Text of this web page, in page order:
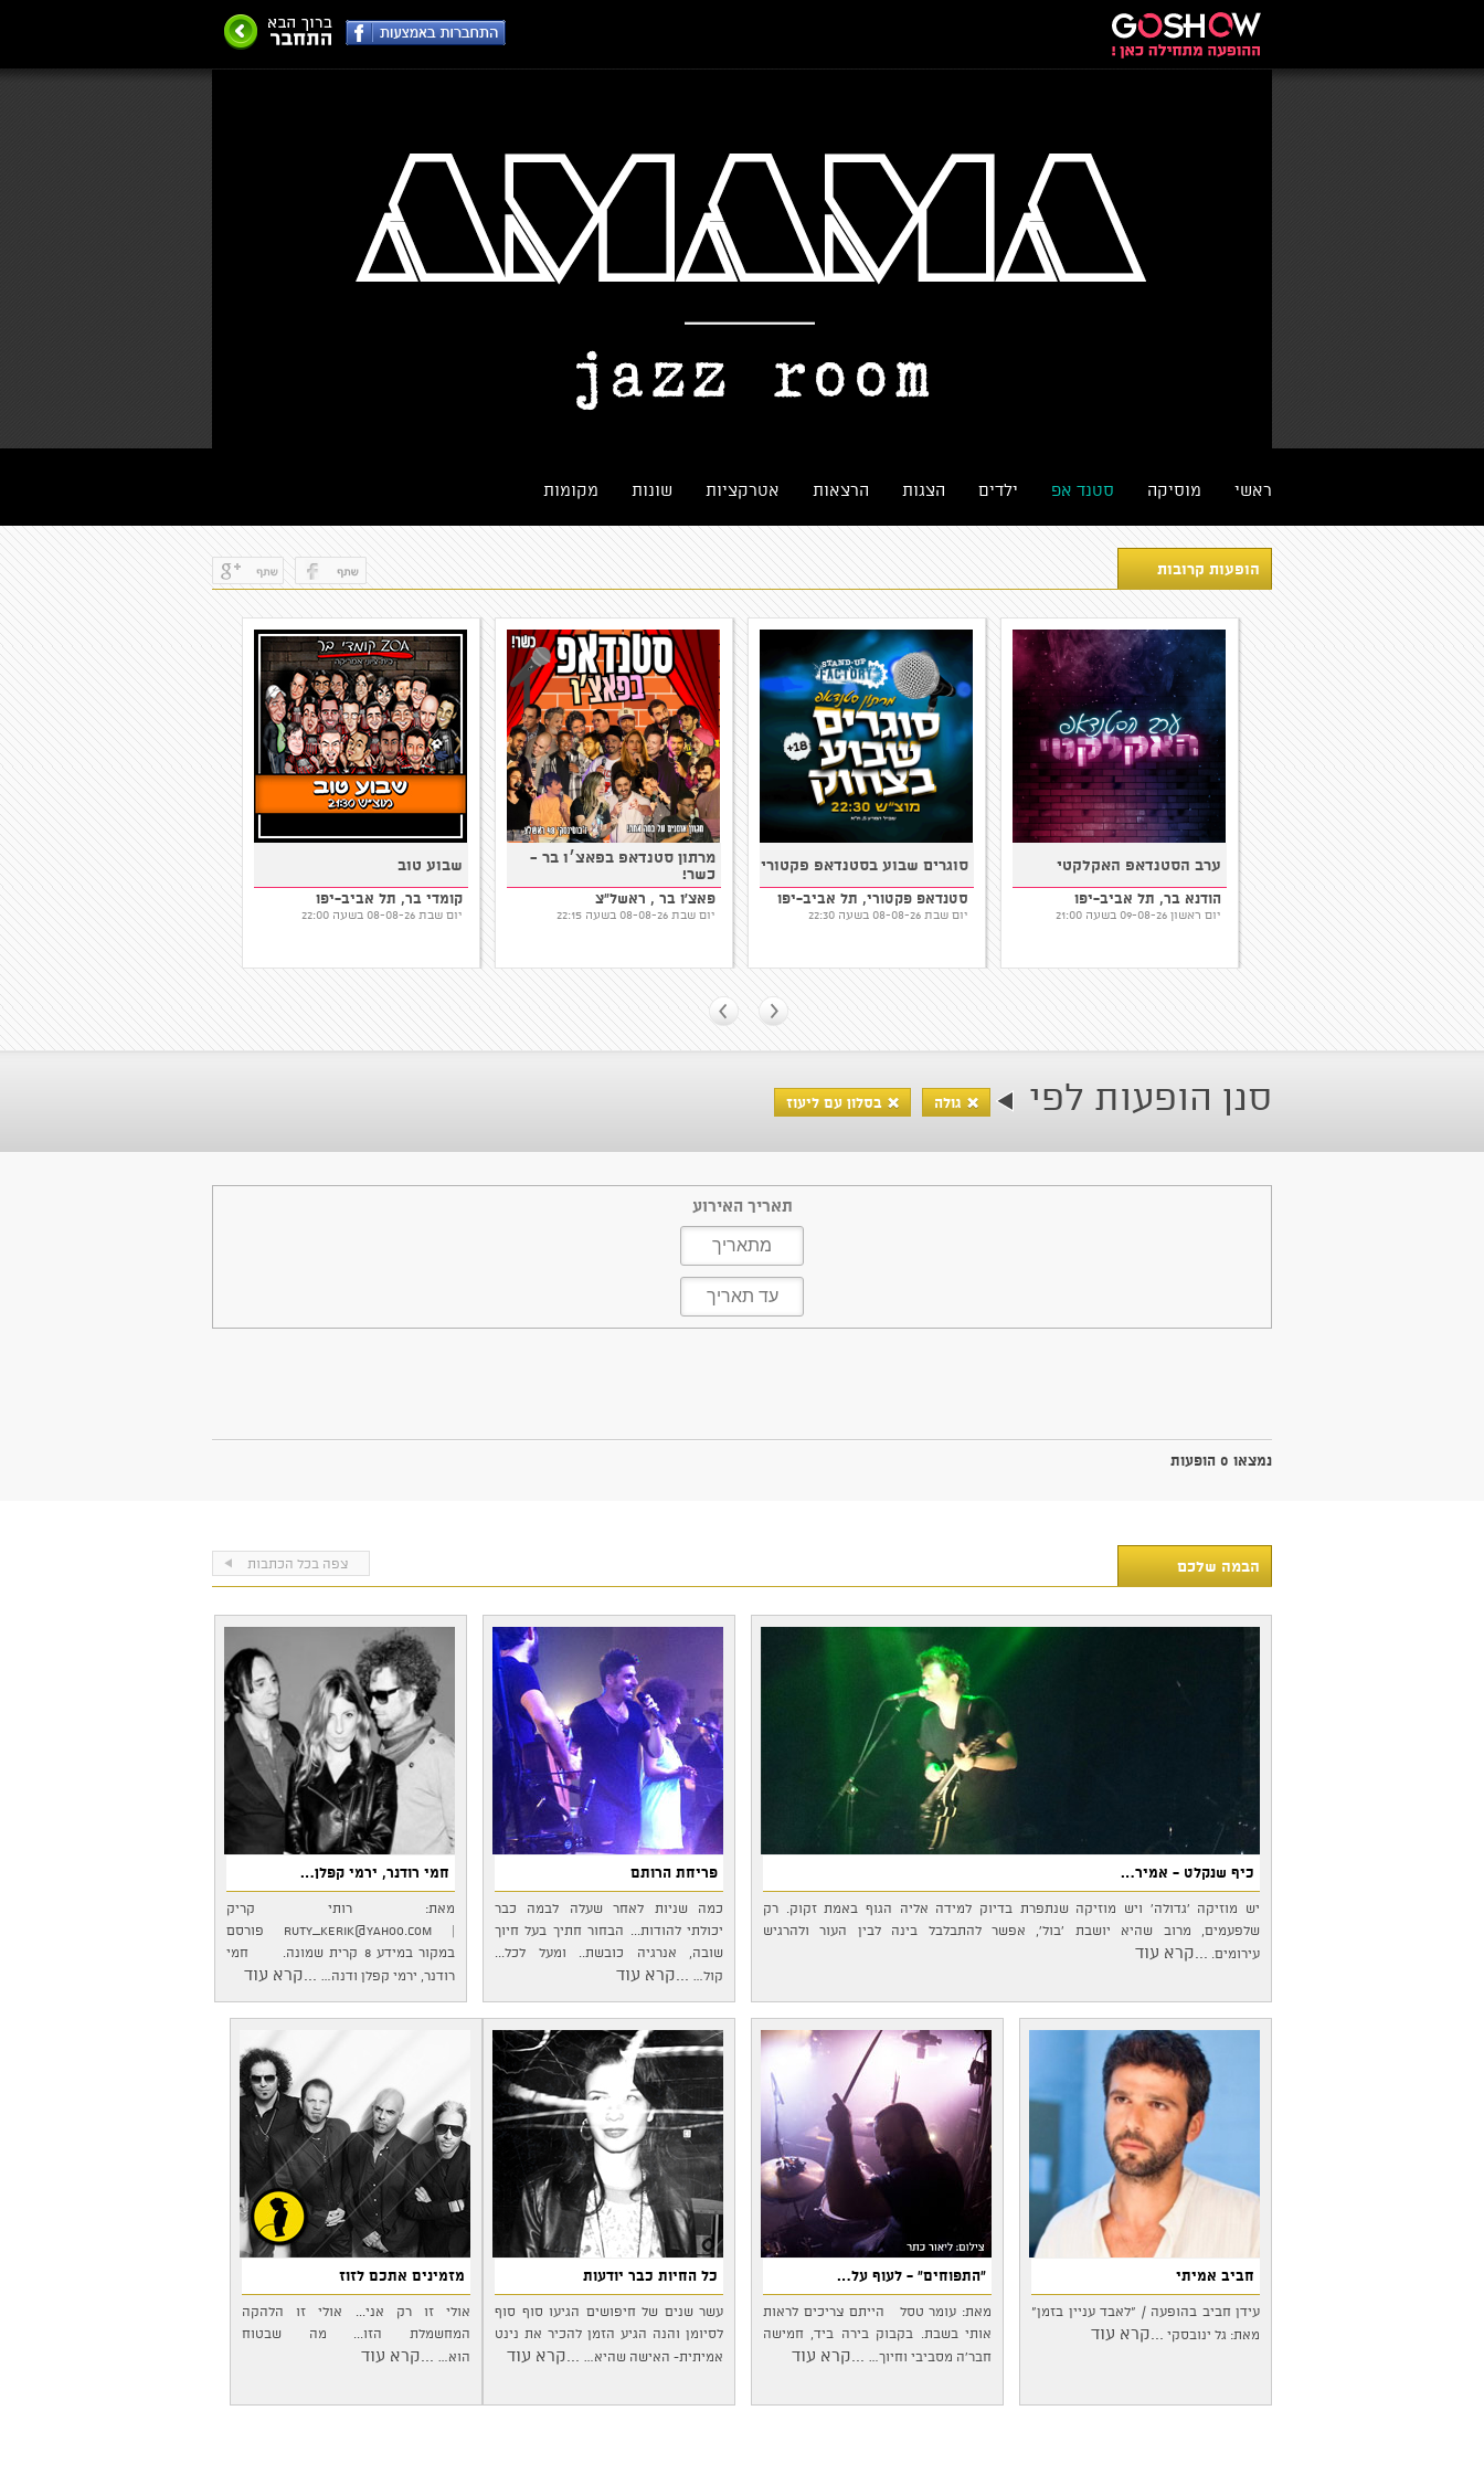
ראשי מוסיקה סטנד אפ ילדים הצגות הרצאות אטרקציות שונות מקומות
הופעות קרובות
עפר שכטר במופע סטנדאפ
סטנדאפ פקטורי, תל אביב-יפו
יום שבת 08-08-26 בשעה 20:00
שבוע טוב
קומדי בר, תל אביב-יפו
יום שבת 08-08-26 בשעה 22:00
מרתון סטנדאפ בפאצ׳ו בר -
כשר!
פאצ'ו בר , ראשל"צ
יום שבת 08-08-26 בשעה 22:15
סוגרים שבוע בסטנדאפ פקטורי
סטנדאפ פקטורי, תל אביב-יפו
יום שבת 08-08-26 בשעה 22:30
ערב הסטנדאפ האקלקטי
הודנא בר, תל אביב-יפו
יום ראשון 09-08-26 בשעה 21:00
שגיב פרידמן במופע סטנדאפ
המקום של אבא, אריאל
יום שני 10-08-26 בשעה 20:30
סנן הופעות לפי גולה בסלון עם ליעוז
תאריך האירוע
נמצאו 0 הופעות
הבמה שלכם צפה בכל הכתבות
כיף שנקלט - אמיר…
יש מוזיקה 'גדולה' ויש מוזיקה שנתפרת בדיוק למידה אליה הגוף באמת זקוק. רק
שלפעמים, מרוב שהיא יושבת 'בול', אפשר להתבלבל בינה לבין העור ולהרגיש
עירומים.
...קרא עוד
פריחת הרותם
כמה שניות לאחר שעלה לבמה כבר
יכולתי להודות... הבחור חתיך בעל חיוך
שובה, אנרגיה כובשת.. ומעל לכל...
קול…
...קרא עוד
חמי רודנר, ירמי קפלן…
מאת: רותי קריק
|
ruty_kerik@yahoo.com פורסם
במקור במידע 8 קרית שמונה. חמי
רודנר, ירמי קפלן ודנה…
...קרא עוד
חביב אמיתי
עידן חביב בהופעה / "לאבד עניין בזמן"
מאת: גל ינובסקי
...קרא עוד
"התפוחים" - לעוף על…
מאת: עומר טסל הייתם צריכים לראות
אותי בשבת. בקבוק בירה ביד, חמישה
חבר'ה מסביבי וחיוך…
...קרא עוד
כל החיות כבר יודעות
עשר שנים של חיפושים הגיעו סוף סוף
לסיומן והנה הגיע הזמן להכיר את נינט
אמיתית- האישה שהיא…
...קרא עוד
מזמינים אתכם לזוז
אולי זו רק אני... אולי זו הלהקה
המחשמלת הזו... מה שבטוח
הוא…
...קרא עוד